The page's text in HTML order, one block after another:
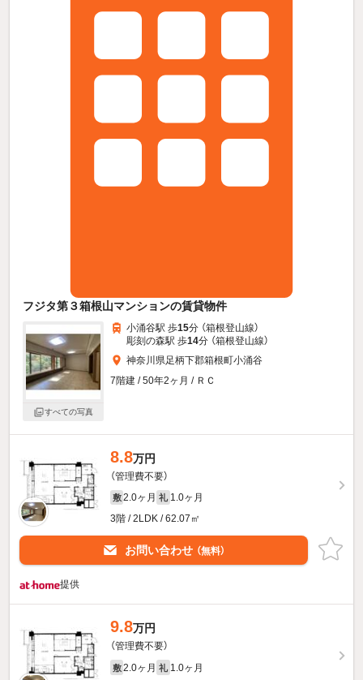
フジタ第３箱根山マンションの賃貸物件
すべての写真
小涌谷駅 歩15分 （箱根登山線）
彫刻の森駅 歩14分 （箱根登山線）
神奈川県足柄下郡箱根町小涌谷
7階建 / 50年2ヶ月 / ＲＣ
8.8万円
（管理費不要）
敷 2.0ヶ月 礼 1.0ヶ月
3階 / 2LDK / 62.07㎡
お問い合わせ （無料）
提供
9.8万円
（管理費不要）
敷 2.0ヶ月 礼 1.0ヶ月